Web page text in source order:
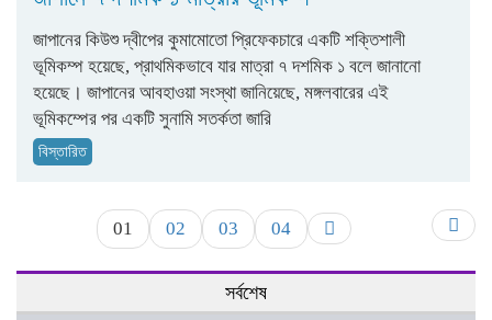
জাপানের কিউশু দ্বীপের কুমামোতো প্রিফেকচারে একটি শক্তিশালী
ভূমিকম্প হয়েছে, প্রাথমিকভাবে যার মাত্রা ৭ দশমিক ১ বলে জানানো
হয়েছে। জাপানের আবহাওয়া সংস্থা জানিয়েছে, মঙ্গলবারের এই
ভূমিকম্পের পর একটি সুনামি সতর্কতা জারি
বিস্তারিত
01 02 03 04
সর্বশেষ